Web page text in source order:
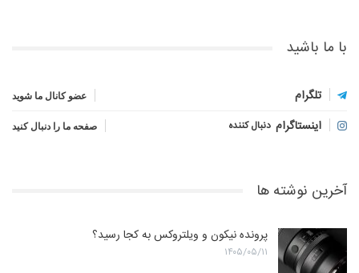
با ما باشید
تلگرام عضو کانال ما شوید
اینستاگرام دنبال کننده صفحه ما را دنبال کنید
آخرین نوشته ها
پرونده نیکون و ویلتروکس به کجا رسید؟
۱۴۰۵/۰۵/۱۱